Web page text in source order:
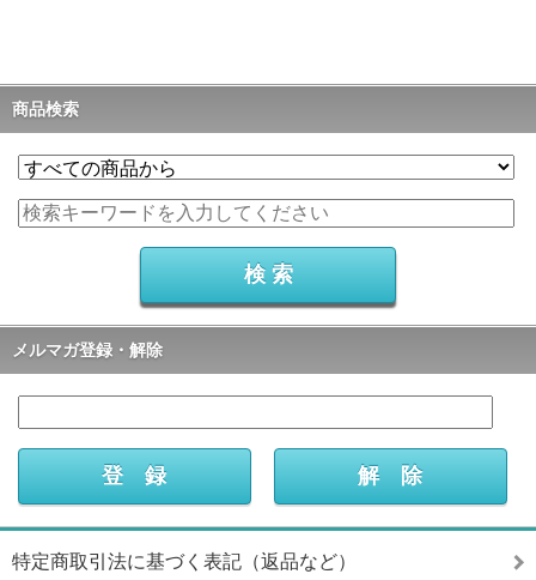
商品検索
メルマガ登録・解除
特定商取引法に基づく表記（返品など）